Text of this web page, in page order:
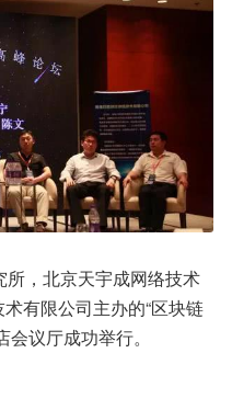
，北京天宇成网络技术
有限公司主办的“区块链
议厅成功举行。